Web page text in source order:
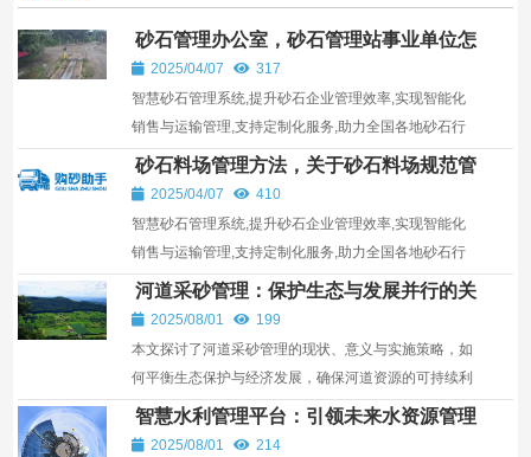
砂石管理办公室，砂石管理站事业单位怎
么样2025/04/07
317
智慧砂石管理系统,提升砂石企业管理效率,实现智能化
销售与运输管理,支持定制化服务,助力全国各地砂石行
业发展。
砂石料场管理方法，关于砂石料场规范管
理的意见
2025/04/07
410
智慧砂石管理系统,提升砂石企业管理效率,实现智能化
销售与运输管理,支持定制化服务,助力全国各地砂石行
业发展。
河道采砂管理：保护生态与发展并行的关
键2025/08/01
199
本文探讨了河道采砂管理的现状、意义与实施策略，如
何平衡生态保护与经济发展，确保河道资源的可持续利
用。
智慧水利管理平台：引领未来水资源管理
新纪元
2025/08/01
214